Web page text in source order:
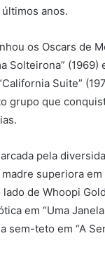
anos.
os Oscars de
Solteirona” (1969)
Suite”
grupo que
pela
superiora em
lado de Whoopi
em “Uma
sem-teto em “A